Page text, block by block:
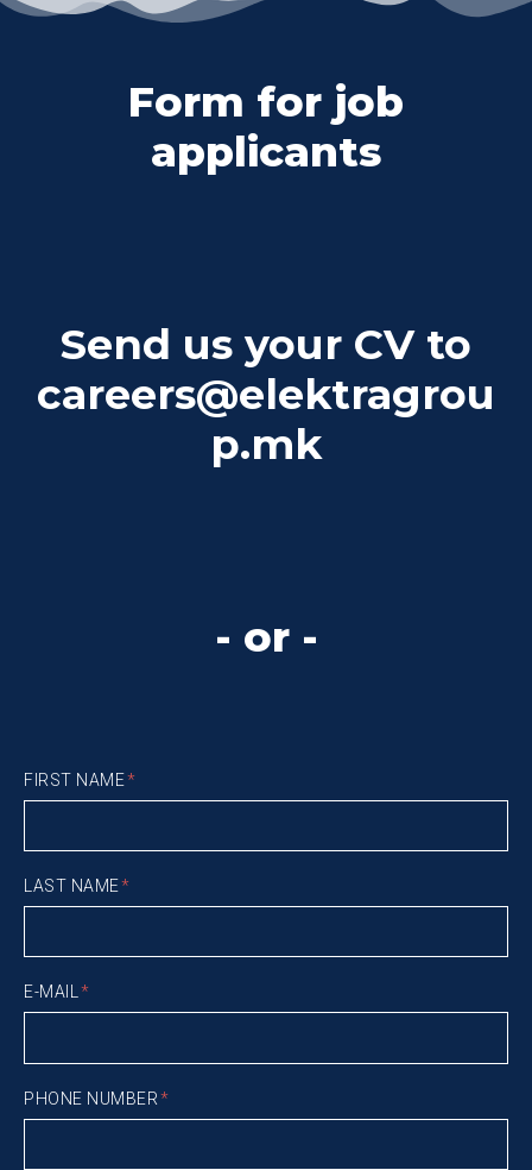
Form for job
applicants
Send us your CV to
careers@elektragrou
p.mk
- or -
FIRST NAME
LAST NAME
E-MAIL
PHONE NUMBER